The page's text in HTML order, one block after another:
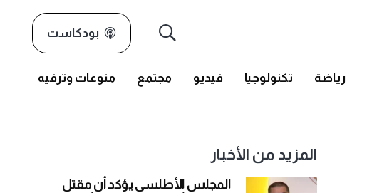
بودكاست
رياضة تكنولوجيا فيديو مجتمع منوعات وترفيه
المزيد من الأخبار
المجلس الأطلسي يؤكد أن مقتل